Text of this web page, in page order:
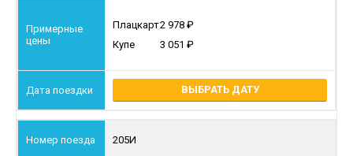
Плацкарт2 978
Купе
3 051
ВЫБРАТЬ ДАТУ
205И